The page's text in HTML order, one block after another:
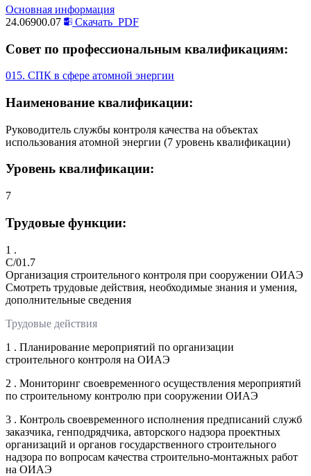
Основная информация
24.06900.07
Скачать PDF
Совет по профессиональным квалификациям:
015. СПК в сфере атомной энергии
Наименование квалификации:
Руководитель службы контроля качества на объектах
использования атомной энергии (7 уровень квалификации)
Уровень квалификации:
7
Трудовые функции:
1 .
C/01.7
Организация строительного контроля при сооружении ОИАЭ
Смотреть трудовые действия, необходимые знания и умения,
дополнительные сведения
Трудовые действия
1 . Планирование мероприятий по организации
строительного контроля на ОИАЭ
2 . Мониторинг своевременного осуществления мероприятий
по строительному контролю при сооружении ОИАЭ
3 . Контроль своевременного исполнения предписаний служб
заказчика, генподрядчика, авторского надзора проектных
организаций и органов государственного строительного
надзора по вопросам качества строительно-монтажных работ
на ОИАЭ